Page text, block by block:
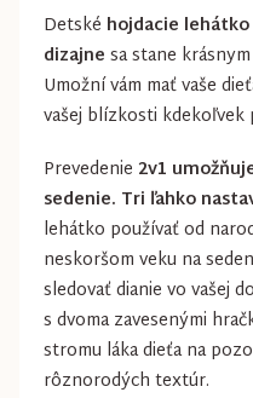
Detské hojdacie
dizajne sa stane
Umožní vám mať vaše
vašej blízkosti kdekoľvek
Prevedenie 2v1
sedenie. Tri ľahko
lehátko používať od
neskoršom veku na
sledovať dianie vo vašej
s dvoma zavesenými
stromu láka dieťa na
rôznorodých textúr.